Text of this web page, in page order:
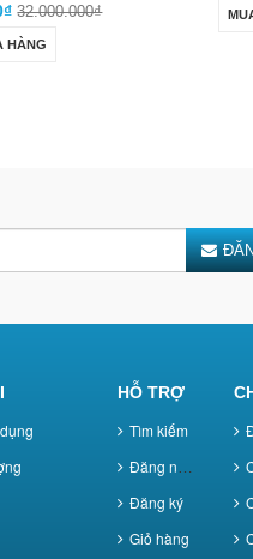
32.000.000₫
HÀNG
HỖ TRỢ
Tìm kiếm
Đăng nhập
Đăng ký
Giỏ hàng